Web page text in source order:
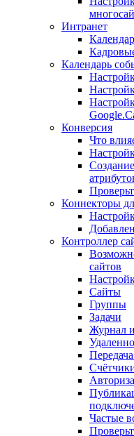
Интранет
Календарь
Конверсия
Что
Коннекторы
Контроллер
сайтов
Сайты
Группы
Задачи
Журнал
Частые